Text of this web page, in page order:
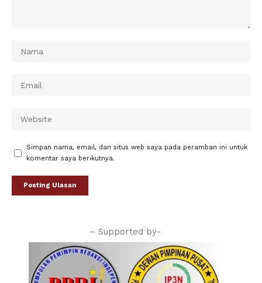
Simpan nama, email, dan situs web saya pada peramban ini untuk
komentar saya berikutnya.
– Supported by-